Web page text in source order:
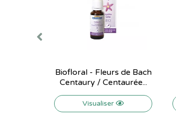
Biofloral - Fleurs de Bach
Centaury / Centaurée...
Visualiser